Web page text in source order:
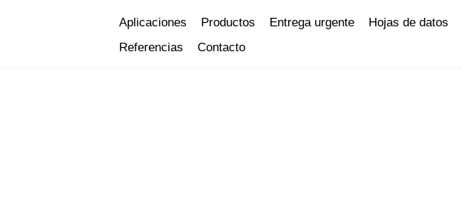
Aplicaciones Productos Entrega urgente Hojas de datos
Referencias
Contacto